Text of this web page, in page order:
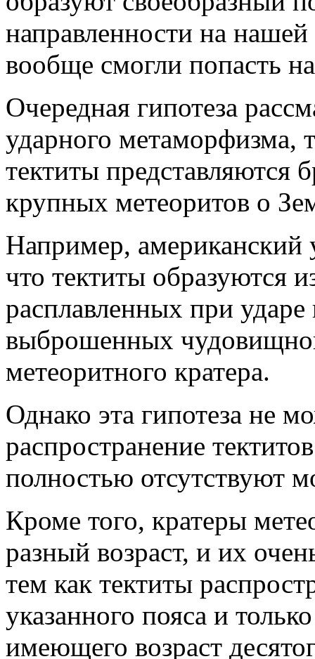
направленности на
вообще смогли попасть
Очередная гипотеза
ударного метаморфизма,
тектиты представляются
крупных метеоритов о
Например, американский
что тектиты образуются
расплавленных при
выброшенных
метеоритного кратера.
Однако эта гипотеза не
распространение
полностью отсутствуют
Кроме того, кратеры
разный возраст, и их
тем как тектиты
указанного пояса и
имеющего возраст